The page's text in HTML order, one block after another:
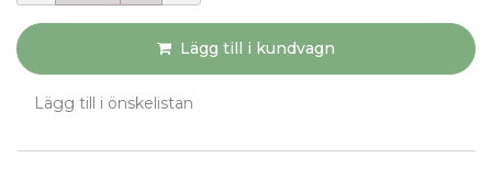
Lägg till i kundvagn
Lägg till i önskelistan